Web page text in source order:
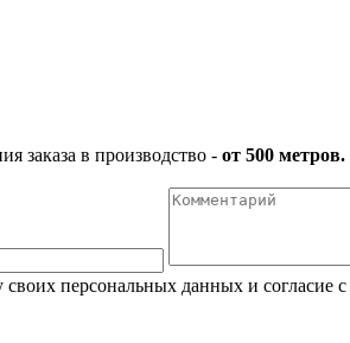
заказа в производство - от 500 метров.
персональных данных и согласие с